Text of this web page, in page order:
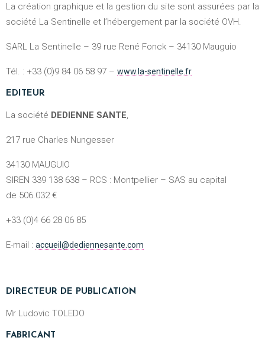
La création graphique et la gestion du site sont assurées par la
société La Sentinelle et l’hébergement par la société OVH.
SARL La Sentinelle – 39 rue René Fonck – 34130 Mauguio
Tél. : +33 (0)9 84 06 58 97 – www.la-sentinelle.fr
EDITEUR
La société DEDIENNE SANTE,
217 rue Charles Nungesser
34130 MAUGUIO
SIREN 339 138 638 – RCS : Montpellier – SAS au capital
de 506.032 €
+33 (0)4 66 28 06 85
E-mail : accueil@dediennesante.com
DIRECTEUR DE PUBLICATION
Mr Ludovic TOLEDO
FABRICANT